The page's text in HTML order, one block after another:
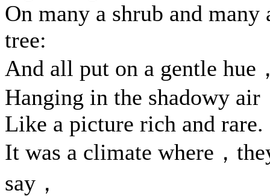
On many a shrub and many
tree:
And all put on a gentle hue
Hanging in the shadowy air
Like a picture rich and rare.
It was a climate where，
say，